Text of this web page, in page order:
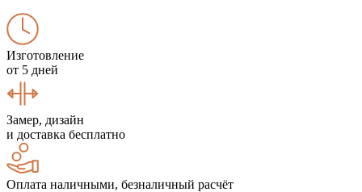
Изготовление
от 5 дней
Замер, дизайн
и доставка бесплатно
Оплата наличными, безналичный расчёт